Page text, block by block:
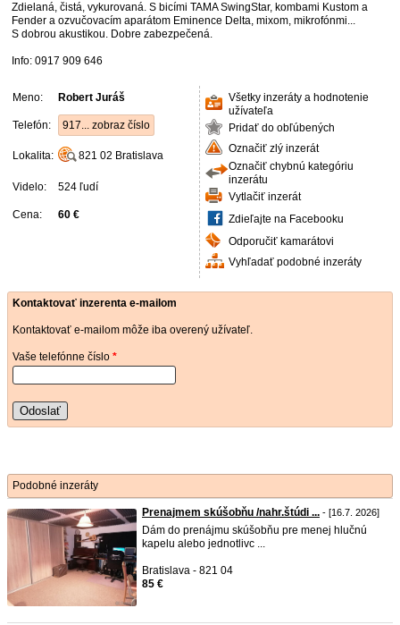
Zdielaná, čistá, vykurovaná. S bicími TAMA SwingStar, kombami Kustom a
Fender a ozvučovacím aparátom Eminence Delta, mixom, mikrofónmi...
S dobrou akustikou. Dobre zabezpečená.
Info: 0917 909 646
Meno: Robert Juráš
Telefón: 917... zobraz číslo
Lokalita: 821 02 Bratislava
Videlo: 524 ľudí
Cena: 60 €
Všetky inzeráty a hodnotenie
užívateľa
Pridať do obľúbených
Označiť zlý inzerát
Označiť chybnú kategóriu
inzerátu
Vytlačiť inzerát
Zdieľajte na Facebooku
Odporučiť kamarátovi
Vyhľadať podobné inzeráty
Kontaktovať inzerenta e-mailom
Kontaktovať e-mailom môže iba overený užívateľ.
Vaše telefónne číslo *
Odoslať
Podobné inzeráty
Prenajmem skúšobňu /nahr.štúdi ... - [16.7. 2026]
Dám do prenájmu skúšobňu pre menej hlučnú
kapelu alebo jednotlivc ...
Bratislava - 821 04
85 €